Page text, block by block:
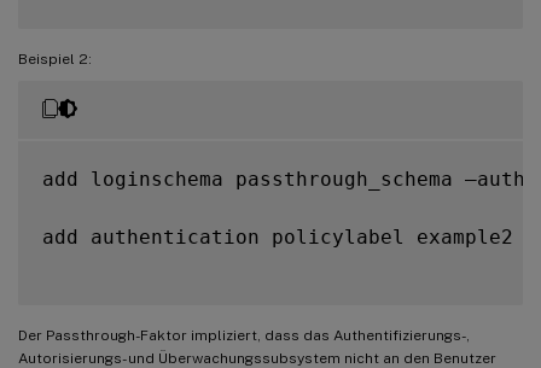
Beispiel 2:
add loginschema passthrough_schema
add authentication policylabel example2
Der Passthrough-Faktor impliziert, dass das Authentifizierungs-,
Autorisierungs- und Überwachungssubsystem nicht an den Benutzer